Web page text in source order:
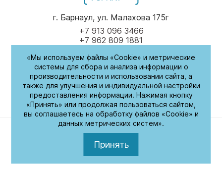
+7 913 096 3466
+7 962 809 1881
г. Барнаул, ул. Малахова 175г
Пн-Пт 9.00 - 17.00
(обед с 14:00-14:30)
СБ-Вс
Выходные
Политика обработки персональных данных
«Мы используем файлы «Cookie» и метрические
системы для сбора и анализа информации о
производительности и использовании сайта, а
также для улучшения и индивидуальной настройки
предоставления информации. Нажимая кнопку
«Принять» или продолжая пользоваться сайтом,
вы соглашаетесь на обработку файлов «Cookie» и
данных метрических систем».
Принять